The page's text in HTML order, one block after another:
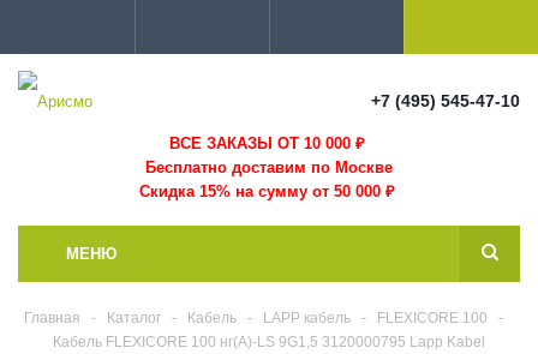
+7 (495) 545-47-10
ВСЕ ЗАКАЗЫ ОТ 10 000₽
Бесплатно доставим по Москве
Скидка 15% на сумму от 50 000 ₽
МЕНЮ
Главная - Каталог - Кабель - LAPP кабель - FLEXICORE 100
-
Кабель FLEXICORE 100 нг(А)-LS 9G1,5 3120000795 Lapp Kabel